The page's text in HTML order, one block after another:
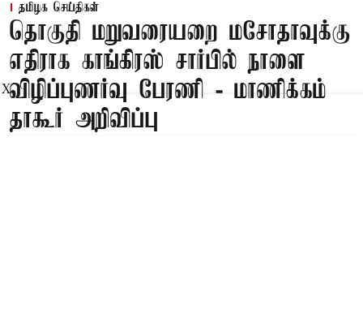
தமிழக செய்திகள்
தொகுதி மறுவரையறை மசோதாவுக்கு
எதிராக காங்கிரஸ் சார்பில் நாளை
விழிப்புணர்வு பேரணி - மாணிக்கம்
தாகூர் அறிவிப்பு
X